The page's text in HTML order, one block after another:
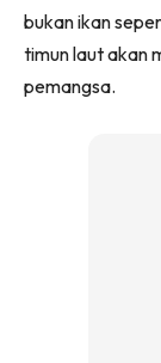
bukan ikan
timun laut akan
pemangsa.